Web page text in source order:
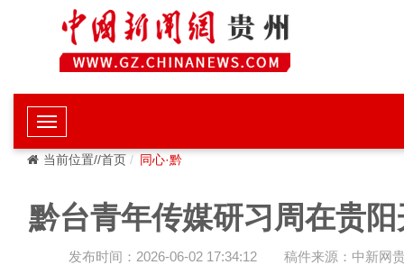
当前位置//首页 同心·黔
黔台青年传媒研习周在贵
发布时间：2026-06-02 17:34:12 稿件来源：中新网